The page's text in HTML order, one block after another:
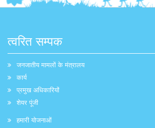
त्वरित सम्पक
जनजातीय मामलों के मंत्रालय
कार्य
प्रमुख अधिकारियों
शेयर पूंजी
हमारी योजनाओं